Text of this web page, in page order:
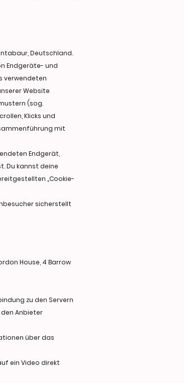
Deutschland.
Endgeräte- und
verwendeten
Website
(sog.
Klicks und
mit
Endgerät,
Du kannst deine
„Cookie-
sicherstellt
House, 4 Barrow
zu den Servern
Anbieter
über das
ein Video direkt